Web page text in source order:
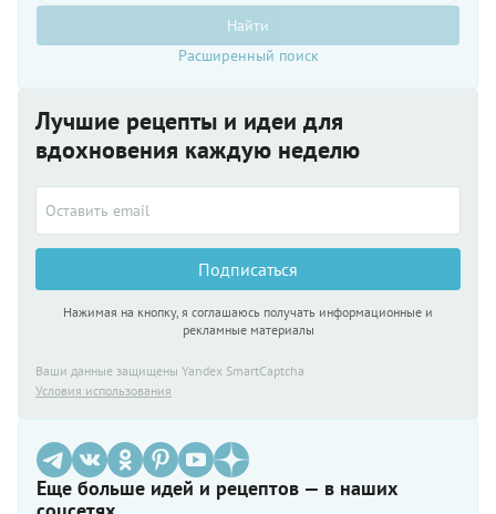
Найти
Расширенный поиск
Лучшие рецепты и идеи для
вдохновения каждую неделю
Подписаться
Нажимая на кнопку, я соглашаюсь получать информационные и
рекламные материалы
Ваши данные защищены Yandex SmartCaptcha
Условия использования
Еще больше идей и рецептов — в наших